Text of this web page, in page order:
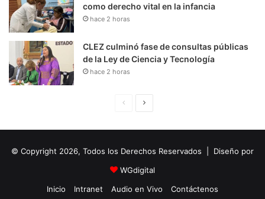
como derecho vital en la infancia
hace 2 horas
CLEZ culminó fase de consultas públicas
de la Ley de Ciencia y Tecnología
hace 2 horas
i
n
a
u
i
e
© Copyright 2026, Todos los Derechos Reservados | Diseño por
WGdigital
Inicio
Intranet Audio en Vivo Contáctenos